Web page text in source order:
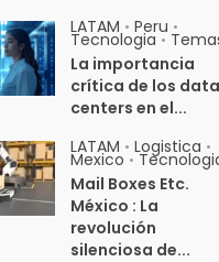
LATAM • Peru •
Tecnologia •
La importancia
crítica de los data
centers en el...
LATAM • Logistica •
Mexico •
Mail Boxes Etc.
México : La
revolución
silenciosa de...